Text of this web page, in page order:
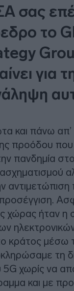
σας
το
για
και πάνω
προόδου
πανδημία
χώρας ήταν η
κράτος μέσω
τη
χωρίς να
και με